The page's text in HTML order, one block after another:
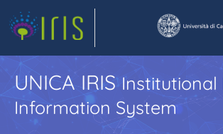
UNICA IRISInstitutional
Information System